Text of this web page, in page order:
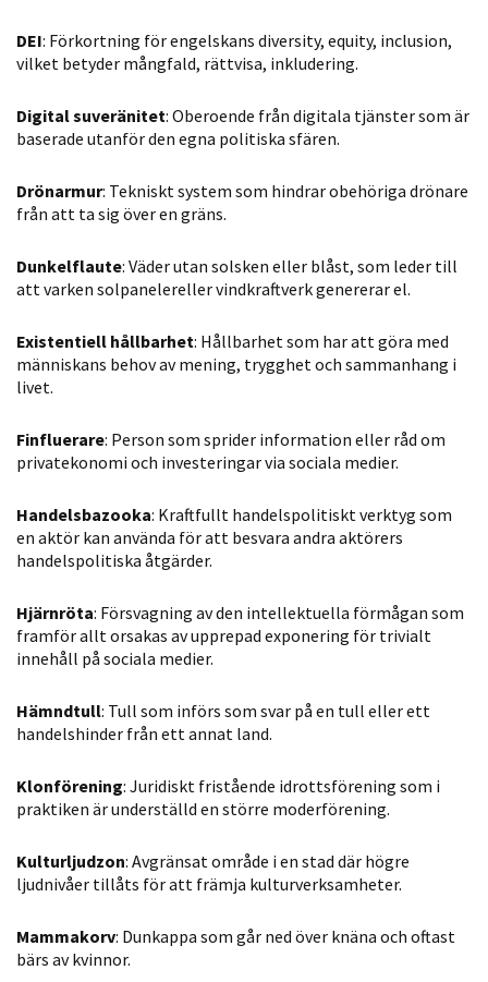
DEI: Förkortning för engelskans diversity, equity, inclusion,
vilket betyder mångfald, rättvisa, inkludering.
Digital suveränitet: Oberoende från digitala tjänster som är
baserade utanför den egna politiska sfären.
Drönarmur: Tekniskt system som hindrar obehöriga drönare
från att ta sig över en gräns.
Dunkelflaute: Väder utan solsken eller blåst, som leder till
att varken solpanelereller vindkraftverk genererar el.
Existentiell hållbarhet: Hållbarhet som har att göra med
människans behov av mening, trygghet och sammanhang i
livet.
Finfluerare: Person som sprider information eller råd om
privatekonomi och investeringar via sociala medier.
Handelsbazooka: Kraftfullt handelspolitiskt verktyg som
en aktör kan använda för att besvara andra aktörers
handelspolitiska åtgärder.
Hjärnröta: Försvagning av den intellektuella förmågan som
framför allt orsakas av upprepad exponering för trivialt
innehåll på sociala medier.
Hämndtull: Tull som införs som svar på en tull eller ett
handelshinder från ett annat land.
Klonförening: Juridiskt fristående idrottsförening som i
praktiken är underställd en större moderförening.
Kulturljudzon: Avgränsat område i en stad där högre
ljudnivåer tillåts för att främja kulturverksamheter.
Mammakorv: Dunkappa som går ned över knäna och oftast
bärs av kvinnor.
anpassat innehåll
och erbjudanden.